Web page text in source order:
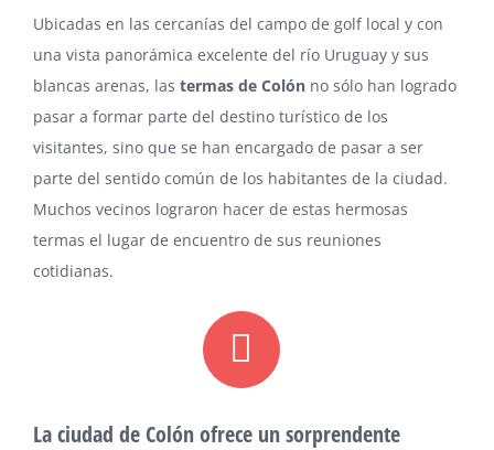
Ubicadas en las cercanías del campo de golf local y con
una vista panorámica excelente del río Uruguay y sus
blancas arenas, las termas de Colón no sólo han logrado
pasar a formar parte del destino turístico de los
visitantes, sino que se han encargado de pasar a ser
parte del sentido común de los habitantes de la ciudad.
Muchos vecinos lograron hacer de estas hermosas
termas el lugar de encuentro de sus reuniones
cotidianas.
La ciudad de Colón ofrece un sorprendente